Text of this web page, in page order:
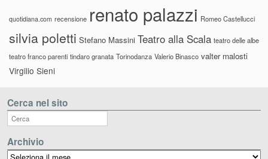
quotidiana.com recensione renato palazzi Romeo Castellucci
silvia poletti Stefano Massini Teatro alla Scala teatro delle albe
teatro franco parenti tindaro granata Torinodanza Valerio Binasco valter malosti
Virgilio Sieni
Cerca nel sito
Archivio
Archivio